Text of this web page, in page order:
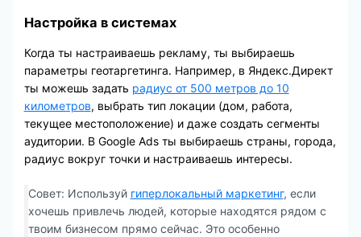
Настройка в системах
Когда ты настраиваешь рекламу, ты выбираешь
параметры геотаргетинга. Например, в Яндекс.Директ
ты можешь задать радиус от 500 метров до 10
километров, выбрать тип локации (дом, работа,
текущее местоположение) и даже создать сегменты
аудитории. В Google Ads ты выбираешь страны, города,
радиус вокруг точки и настраиваешь интересы.
Совет: Используй гиперлокальный маркетинг, если
хочешь привлечь людей, которые находятся рядом с
твоим бизнесом прямо сейчас. Это особенно